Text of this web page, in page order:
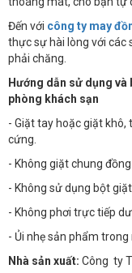
Đến với công ty may
thực sự hài lòng với các
phải chăng.
Hướng dẫn sử dụng
phòng khách sạn
- Giặt tay hoặc giặt
cứng.
- Không giặt chung
- Không sử dụng bột
- Không phơi trực tiếp
- Ủi nhẹ sản phẩm
Nhà sản xuất: Công ty